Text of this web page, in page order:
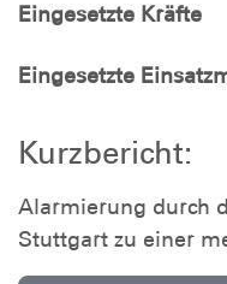
Eingesetzte Kräfte
Eingesetzte
Kurzbericht:
Alarmierung durch
Stuttgart zu einer